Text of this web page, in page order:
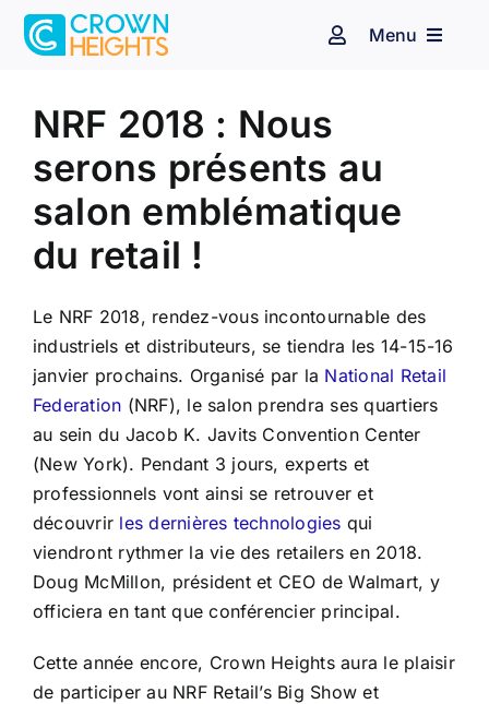
Passer
Navigation
Audiovisuel
Menu
Identité sonore
Secteurs d’activité
Nos clients
Blog
Contact
l'image
agrandie
NRF 2018 : Nous
serons présents au
salon emblématique
du retail !
Le NRF 2018, rendez-vous incontournable des
industriels et distributeurs, se tiendra les 14-15-16
janvier prochains. Organisé par la National Retail
Federation (NRF), le salon prendra ses quartiers
au sein du Jacob K. Javits Convention Center
(New York). Pendant 3 jours, experts et
professionnels vont ainsi se retrouver et
découvrir les dernières technologies qui
viendront rythmer la vie des retailers en 2018.
Doug McMillon, président et CEO de Walmart, y
officiera en tant que conférencier principal.
Cette année encore, Crown Heights aura le plaisir
de participer au NRF Retail’s Big Show et